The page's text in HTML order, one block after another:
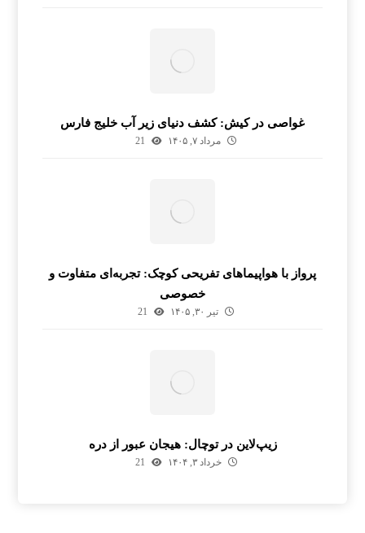
غواصی در کیش: کشف دنیای زیر آب خلیج فارس
مرداد ۷, ۱۴۰۵ 21
پرواز با هواپیماهای تفریحی کوچک: تجربه‌ای متفاوت و
خصوصی
تیر ۳۰, ۱۴۰۵ 21
زیپ‌لاین در توچال: هیجان عبور از دره
خرداد ۳, ۱۴۰۴ 21